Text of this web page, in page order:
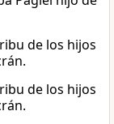
de los hijos
de los hijos